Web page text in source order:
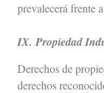
prevalecerá frente
IX.Propiedad
Derechos de
derechos